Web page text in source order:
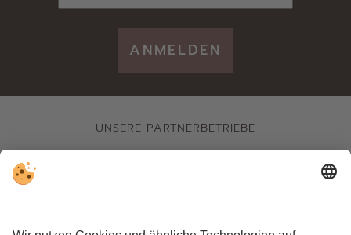
ANMELDEN
UNSERE PARTNERBETRIEBE